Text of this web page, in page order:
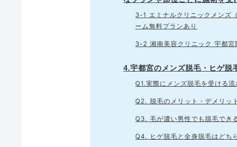
3-1 エミナルクリニックメンズ
ーム無料プランあり
3-2 湘南美容クリニック 宇都宮
4.宇都宮のメンズ脱毛・ヒゲ脱
Q1.実際にメンズ脱毛を受ける流
Q2. 脱毛のメリット・デメリッ
Q3. 毛が濃い男性でも脱毛でき
Q4. ヒゲ脱毛と全身脱毛はどち